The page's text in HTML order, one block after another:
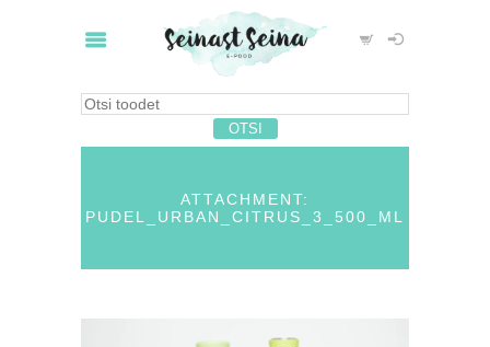
ATTACHMENT:
PUDEL_URBAN_CITRUS_3_500_ML